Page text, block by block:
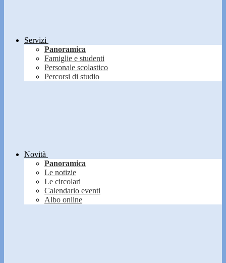
Servizi
Panoramica
Famiglie e studenti
Personale scolastico
Percorsi di studio
Novità
Panoramica
Le notizie
Le circolari
Calendario eventi
Albo online